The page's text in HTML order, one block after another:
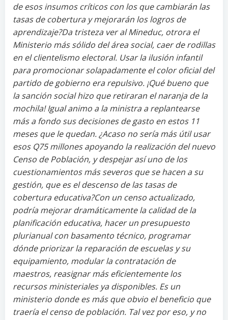
de esos insumos críticos con los que cambiarán las
tasas de cobertura y mejorarán los logros de
aprendizaje?Da tristeza ver al Mineduc, otrora el
Ministerio más sólido del área social, caer de rodillas
en el clientelismo electoral. Usar la ilusión infantil
para promocionar solapadamente el color oficial del
partido de gobierno era repulsivo. ¡Qué bueno que
la sanción social hizo que retiraran el naranja de la
mochila! Igual animo a la ministra a replantearse
más a fondo sus decisiones de gasto en estos 11
meses que le quedan. ¿Acaso no sería más útil usar
esos Q75 millones apoyando la realización del nuevo
Censo de Población, y despejar así uno de los
cuestionamientos más severos que se hacen a su
gestión, que es el descenso de las tasas de
cobertura educativa?Con un censo actualizado,
podría mejorar dramáticamente la calidad de la
planificación educativa, hacer un presupuesto
plurianual con basamento técnico, programar
dónde priorizar la reparación de escuelas y su
equipamiento, modular la contratación de
maestros, reasignar más eficientemente los
recursos ministeriales ya disponibles. Es un
ministerio donde es más que obvio el beneficio que
traería el censo de población. Tal vez por eso, y no